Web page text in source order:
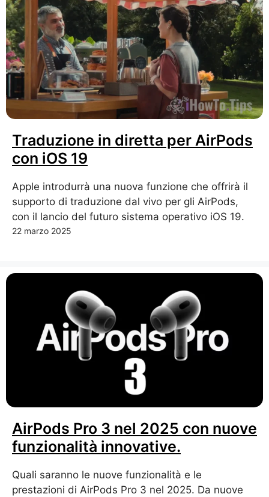
Traduzione in diretta per AirPods
con iOS 19
Apple introdurrà una nuova funzione che offrirà il
supporto di traduzione dal vivo per gli AirPods,
con il lancio del futuro sistema operativo iOS 19.
22 marzo 2025
AirPods Pro 3 nel 2025 con nuove
funzionalità innovative.
Quali saranno le nuove funzionalità e le
prestazioni di AirPods Pro 3 nel 2025. Da nuove